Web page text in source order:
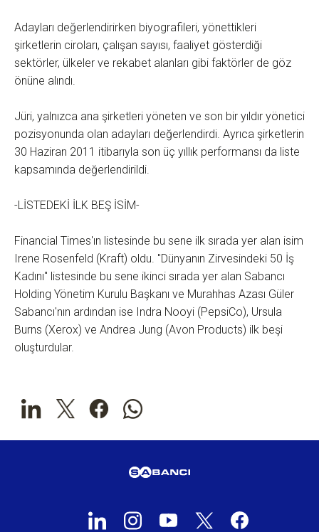
Adayları değerlendirirken biyografileri, yönettikleri
şirketlerin ciroları, çalışan sayısı, faaliyet gösterdiği
sektörler, ülkeler ve rekabet alanları gibi faktörler de göz
önüne alındı.
Jüri, yalnızca ana şirketleri yöneten ve son bir yıldır yönetici
pozisyonunda olan adayları değerlendirdi. Ayrıca şirketlerin
30 Haziran 2011 itibarıyla son üç yıllık performansı da liste
kapsamında değerlendirildi.
-LİSTEDEKİ İLK BEŞ İSİM-
Financial Times'ın listesinde bu sene ilk sırada yer alan isim
Irene Rosenfeld (Kraft) oldu. "Dünyanın Zirvesindeki 50 İş
Kadını" listesinde bu sene ikinci sırada yer alan Sabancı
Holding Yönetim Kurulu Başkanı ve Murahhas Azası Güler
Sabancı'nın ardından ise Indra Nooyi (PepsiCo), Ursula
Burns (Xerox) ve Andrea Jung (Avon Products) ilk beşi
oluşturdular.